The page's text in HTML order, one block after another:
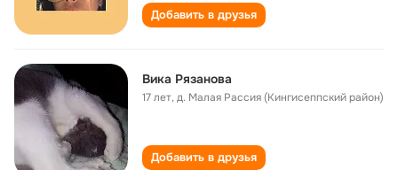
Добавить в друзья
Вика Рязанова
17 лет,д. Малая Рассия (Кингисеппский район)
Добавить в друзья